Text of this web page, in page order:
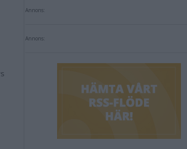
Annons:
Annons: